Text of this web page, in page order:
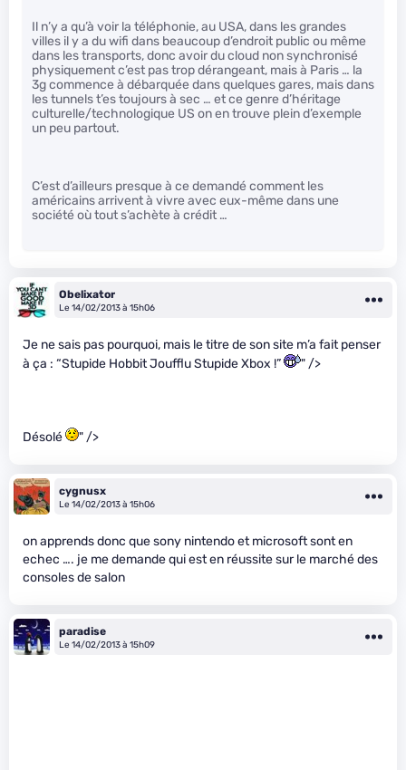
Il n’y a qu’à voir la téléphonie, au USA, dans les grandes
villes il y a du wifi dans beaucoup d’endroit public ou même
dans les transports, donc avoir du cloud non synchronisé
physiquement c’est pas trop dérangeant, mais à Paris … la
3g commence à débarquée dans quelques gares, mais dans
les tunnels t’es toujours à sec … et ce genre d’héritage
culturelle/technologique US on en trouve plein d’exemple
un peu partout.
C’est d’ailleurs presque à ce demandé comment les
américains arrivent à vivre avec eux-même dans une
société où tout s’achète à crédit …
Obelixator
Le 14/02/2013 à 15h06
Je ne sais pas pourquoi, mais le titre de son site m’a fait penser
à ça : “Stupide Hobbit Joufflu Stupide Xbox !”
" />
Désolé " />
cygnusx
Le 14/02/2013 à 15h06
on apprends donc que sony nintendo et microsoft sont en
echec …. je me demande qui est en réussite sur le marché des
consoles de salon
paradise
Le 14/02/2013 à 15h09